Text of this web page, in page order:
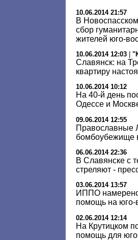
10.06.2014 21:57
В
сбор
жителей юго-
10.06.2014 12:03
Славянск: на
квартиру
10.06.2014 10:12
На 40-й день
Одессе и
09.06.2014 12:55
Православные
бомбоубежище
06.06.2014 22:36
В Славянске с
стреляют -
03.06.2014 13:57
ИППО намерено
помощь на юго-
02.06.2014 12:14
На Крутицком
помощь для